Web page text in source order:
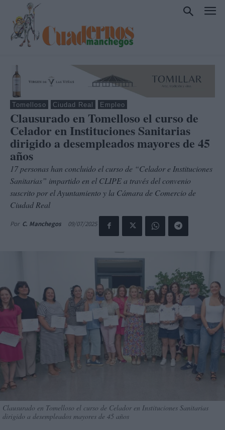
Tomelloso Ciudad Real Empleo
Clausurado en Tomelloso el curso de
Celador en Instituciones Sanitarias
dirigido a desempleados mayores de 45
años
17 personas han concluido el curso de “Celador e Instituciones
Sanitarias” impartido en el CLIPE a través del convenio
suscrito por el Ayuntamiento y la Cámara de Comercio de
Ciudad Real
Por C. Manchegos 09/07/2025
Clausurado en Tomelloso el curso de Celador en Instituciones Sanitarias
dirigido a desempleados mayores de 45 años